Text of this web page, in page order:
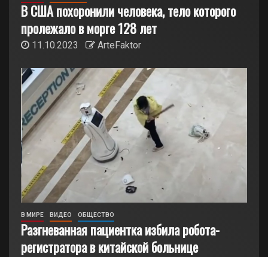
В США похоронили человека, тело которого
пролежало в морге 128 лет
11.10.2023 ArteFaktor
В МИРЕ ВИДЕО ОБЩЕСТВО
Разгневанная пациентка избила робота-
регистратора в китайской больнице